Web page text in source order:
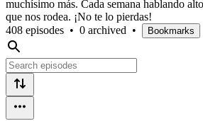
muchísimo más. Cada semana hablando
que nos rodea. ¡No te lo pierdas!
408 episodes • 0 archived • Bookmarks